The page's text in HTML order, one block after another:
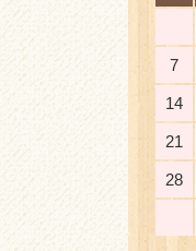
7
14
21
28